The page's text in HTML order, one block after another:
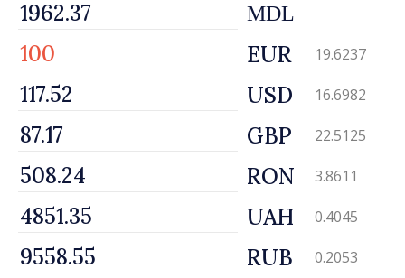
MDL
EUR 19.6237
USD 16.6982
GBP 22.5125
RON 3.8611
UAH 0.4045
RUB 0.2053